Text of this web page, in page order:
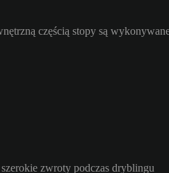
częścią stopy są
zwroty podczas dryblingu